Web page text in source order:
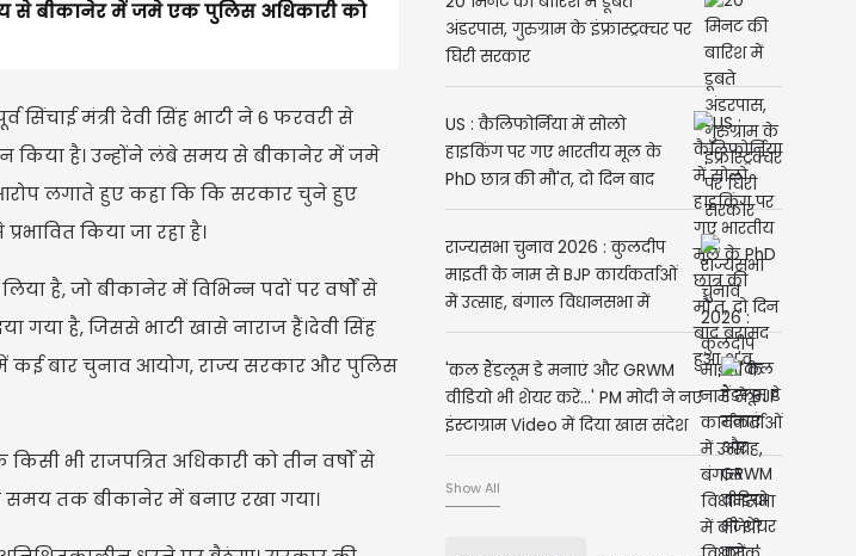
से बीकानेर में जमे एक पुलिस अधिकारी को
मंत्री देवी सिंह भाटी ने 6 फरवरी से
किया है। उन्होंने लंबे समय से बीकानेर में जमे
लगाते हुए कहा कि कि सरकार चुने हुए
किया जा रहा है।
है, जो बीकानेर में विभिन्न पदों पर वर्षों से
गया है, जिससे भाटी खासे नाराज हैं।देवी सिंह
कई बार चुनाव आयोग, राज्य सरकार और पुलिस
भी राजपत्रित अधिकारी को तीन वर्षों से
समय तक बीकानेर में बनाए रखा गया।
अंडरपास, गुरुग्राम के इंफ्रास्ट्रक्चर पर
घिरी सरकार
US : कैलिफोर्निया में सोलो
हाइकिंग पर गए भारतीय मूल के
PhD छात्र की मौ'त, दो दिन बाद
बरामद हुआ श'व
राज्यसभा चुनाव 2026 : कुलदीप
माइती के नाम से BJP कार्यकर्ताओं
में उत्साह, बंगाल विधानसभा में
बीजेपी विधायक 207
'कल हैंडलूम डे मनाएं और GRWM
वीडियो भी शेयर करें...' PM मोदी ने नए
इंस्टाग्राम Video में दिया खास संदेश
Show All